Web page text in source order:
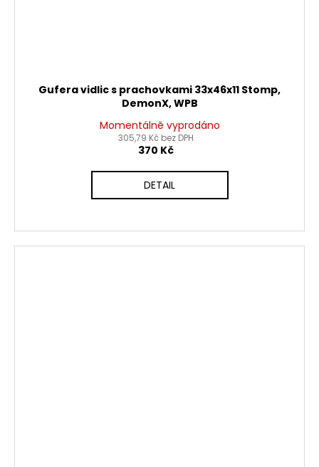
Gufera vidlic s prachovkami 33x46x11 Stomp,
DemonX, WPB
Momentálně vyprodáno
305,79 Kč bez DPH
370 Kč
DETAIL